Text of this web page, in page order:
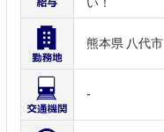
い！
熊本県 八代市
-